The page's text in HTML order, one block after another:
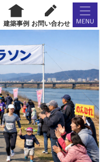
建築事例 お問い合わせ